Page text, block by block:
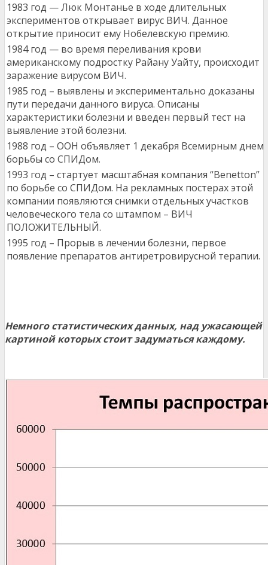
1983 год — Люк Монтанье в ходе длительных
экспериментов открывает вирус ВИЧ. Данное
открытие приносит ему Нобелевскую премию.
1984 год — во время переливания крови
американскому подростку Райану Уайту, происходит
заражение вирусом ВИЧ.
1985 год – выявлены и экспериментально доказаны
пути передачи данного вируса. Описаны
характеристики болезни и введен первый тест на
выявление этой болезни.
1988 год – ООН объявляет 1 декабря Всемирным днем
борьбы со СПИДом.
1993 год – стартует масштабная компания “Benetton”
по борьбе со СПИДом. На рекламных постерах этой
компании появляются снимки отдельных участков
человеческого тела со штампом – ВИЧ
ПОЛОЖИТЕЛЬНЫЙ.
1995 год – Прорыв в лечении болезни, первое
появление препаратов антиретровирусной терапии.
Немного статистических данных, над ужасающей
картиной которых стоит задуматься каждому.